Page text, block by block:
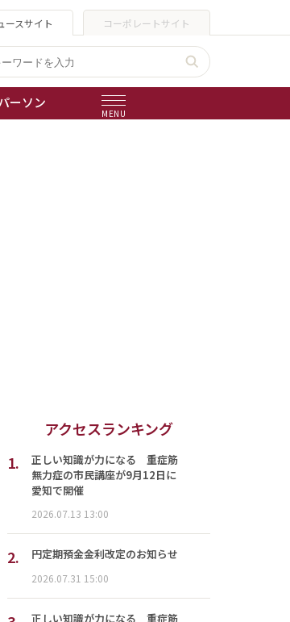
ースサイト コーポレートサイト
ーソン
MENU
アクセスランキング
1.
正しい知識が力になる 重症筋
無力症の市民講座が9月12日に
愛知で開催
2026.07.13 13:00
2. 円定期預金金利改定のお知らせ
2026.07.31 15:00
正しい知識が力になる 重症筋